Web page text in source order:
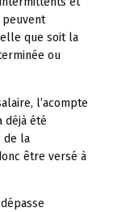
que soit la
ou
l’acompte
déjà été
de la
être versé à